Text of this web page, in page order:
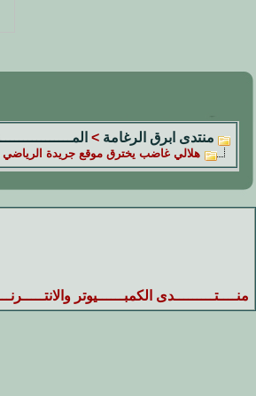
منتدى ابرق الرغامة >
هلالي غاضب يخترق موقع جريدة الرياضي
منــــتـــــــــدى الكمبــــــيوتر